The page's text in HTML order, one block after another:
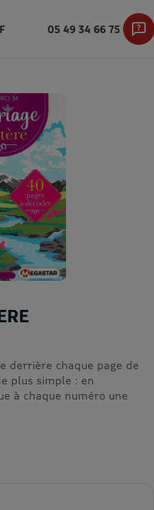
05 49 34 66 75
derrière chaque page de
plus simple : en
à chaque numéro une